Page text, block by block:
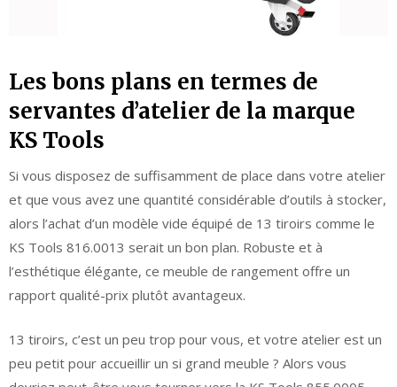
Les bons plans en termes de
servantes d’atelier de la marque
KS Tools
Si vous disposez de suffisamment de place dans votre atelier
et que vous avez une quantité considérable d’outils à stocker,
alors l’achat d’un modèle vide équipé de 13 tiroirs comme le
KS Tools 816.0013 serait un bon plan. Robuste et à
l’esthétique élégante, ce meuble de rangement offre un
rapport qualité-prix plutôt avantageux.
13 tiroirs, c’est un peu trop pour vous, et votre atelier est un
peu petit pour accueillir un si grand meuble ? Alors vous